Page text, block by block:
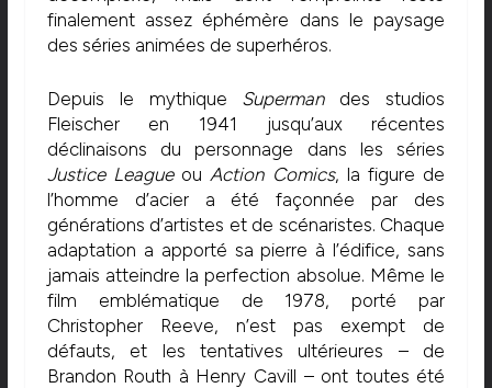
finalement assez éphémère dans le paysage
des séries animées de superhéros.
Depuis le mythique Supermandes studios
Fleischer en 1941 jusqu’aux récentes
déclinaisons du personnage dans les séries
Justice Leagueou Action Comics, la figure de
l’homme d’acier a été façonnée par des
générations d’artistes et de scénaristes. Chaque
adaptation a apporté sa pierre à l’édifice, sans
jamais atteindre la perfection absolue. Même le
film emblématique de 1978, porté par
Christopher Reeve, n’est pas exempt de
défauts, et les tentatives ultérieures – de
Brandon Routh à Henry Cavill – ont toutes été